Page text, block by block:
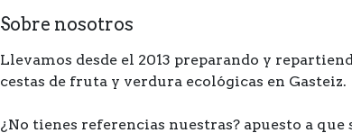
Sobre nosotros
Llevamos desde el 2013 preparando y
cestas de fruta y verdura ecológicas en Gasteiz.
¿No tienes referencias nuestras? apuesto a que